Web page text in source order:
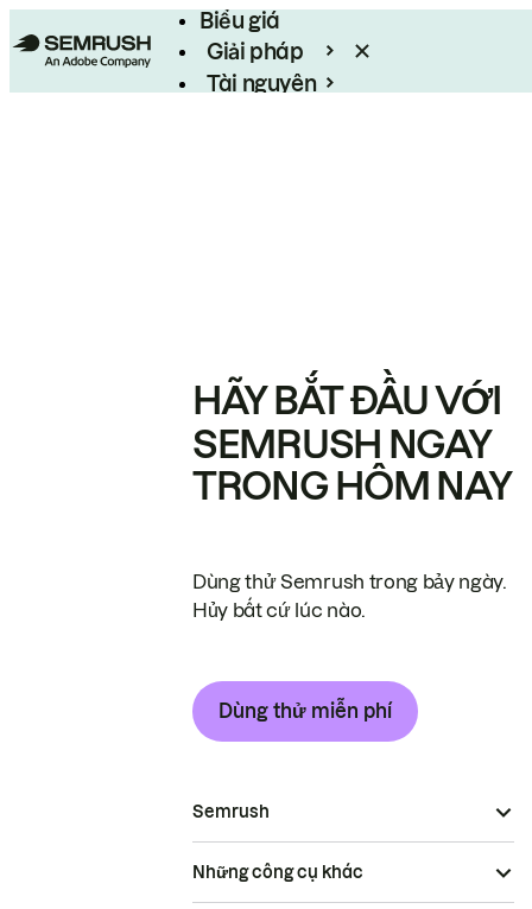
Biểu giá
Giải pháp
Tài nguyên
HÃY BẮT ĐẦU VỚI
SEMRUSH NGAY
TRONG HÔM NAY
Dùng thử Semrush trong bảy ngày.
Hủy bất cứ lúc nào.
Dùng thử miễn phí
Semrush
Những công cụ khác